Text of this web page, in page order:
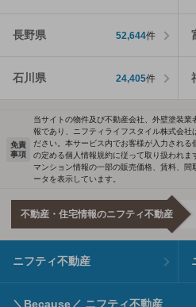
長野県 52,644件
石川県 24,405件
免責
事項
当サイトの物件及び不動産会社、外壁塗装
報であり、ニフティライフスタイル株式会社
ださい。本サービス内でお客様が入力され
の定める個人情報規約に従って取り扱われま
マンション情報の一部の販売価格、賃料、
ータを表示しています。
不動産・住宅情報のニフティ不動産
ニフティ不動産
＼Because／ ニフティ不動産